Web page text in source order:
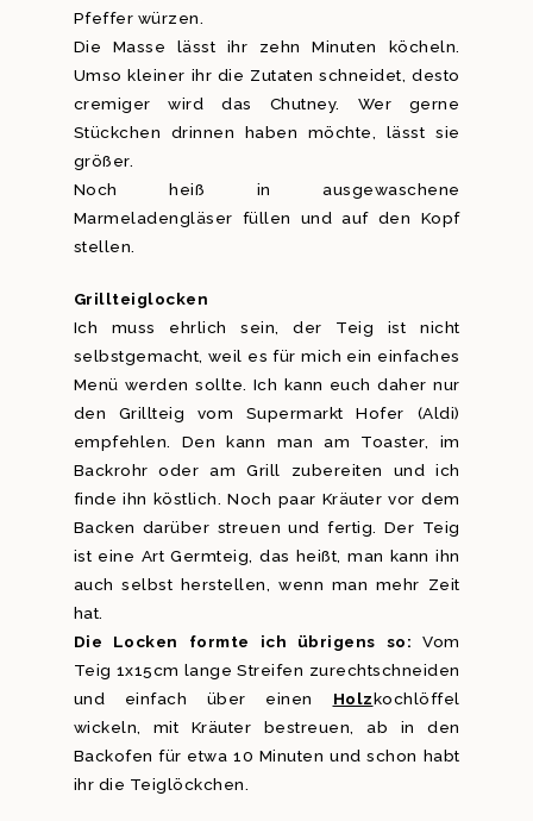
Pfeffer würzen.
Die Masse lässt ihr zehn Minuten köcheln.
Umso kleiner ihr die Zutaten schneidet, desto
cremiger wird das Chutney. Wer gerne
Stückchen drinnen haben möchte, lässt sie
größer.
Noch heiß in ausgewaschene
Marmeladengläser füllen und auf den Kopf
stellen.
Grillteiglocken
Ich muss ehrlich sein, der Teig ist nicht
selbstgemacht, weil es für mich ein einfaches
Menü werden sollte. Ich kann euch daher nur
den Grillteig vom Supermarkt Hofer (Aldi)
empfehlen. Den kann man am Toaster, im
Backrohr oder am Grill zubereiten und ich
finde ihn köstlich. Noch paar Kräuter vor dem
Backen darüber streuen und fertig. Der Teig
ist eine Art Germteig, das heißt, man kann ihn
auch selbst herstellen, wenn man mehr Zeit
hat.
Die Locken formte ich übrigens so: Vom
Teig 1x15cm lange Streifen zurechtschneiden
und einfach über einen Holzkochlöffel
wickeln, mit Kräuter bestreuen, ab in den
Backofen für etwa 10 Minuten und schon habt
ihr die Teiglöckchen.